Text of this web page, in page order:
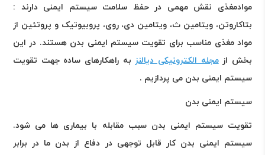
موادمغذی نقش مهمی در حفظ سلامت سیستم ایمنی دارند :
بتاکاروتن، ویتامین ث، ویتامین دی، روی، پروبیوتیک و پروتئین از
مواد مغذی مناسب برای تقویت سیستم ایمنی بدن هستند. در این
بخش ازمجله الکترونیکی دیالنز به راهکارهای ساده جهت تقویت
سیستم ایمنی بدن می پردازیم .
سیستم ایمنی بدن
تقویت سیستم ایمنی بدن سبب مقابله با بیماری ها می شود.
سیستم ایمنی بدن کار قابل توجهی در دفاع از بدن ما در برابر